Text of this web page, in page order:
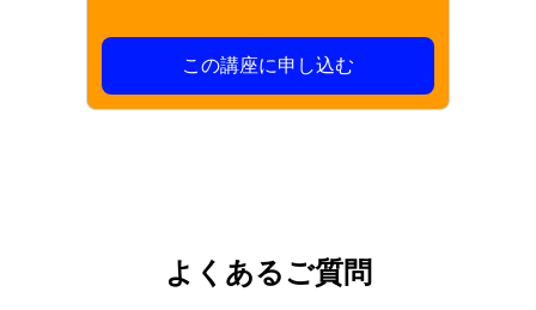
この講座に申し込む
よくあるご質問